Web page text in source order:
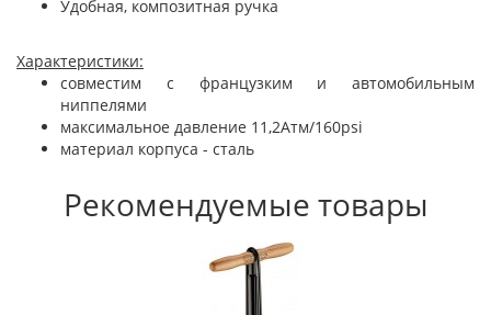
Удобная, композитная ручка
Характеристики:
совместим с французким и автомобильным
ниппелями
максимальное давление 11,2Атм/160psi
материал корпуса - сталь
Рекомендуемые товары